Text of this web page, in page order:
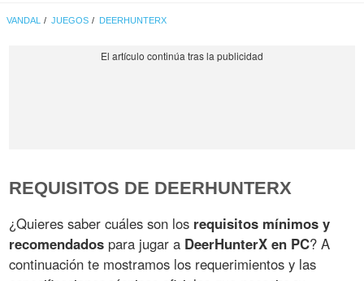
VANDAL JUEGOS DEERHUNTERX
REQUISITOS DE DEERHUNTERX
¿Quieres saber cuáles son los requisitos mínimos y
recomendados para jugar a DeerHunterX en PC? A
continuación te mostramos los requerimientos y las